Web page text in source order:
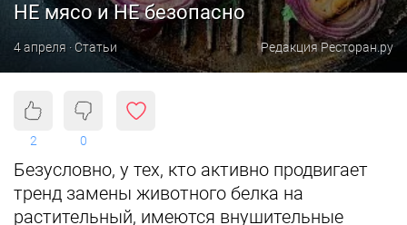
НЕ мясо и НЕ безопасно
4 апреля · Статьи Редакция Ресторан.ру
2 0
Безусловно, у тех, кто активно продвигает
тренд замены животного белка на
растительный, имеются внушительные